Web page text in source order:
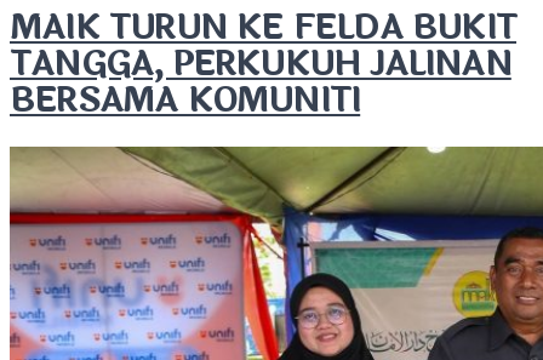
MAIK TURUN KE FELDA BUKIT
TANGGA, PERKUKUH JALINAN
BERSAMA KOMUNITI